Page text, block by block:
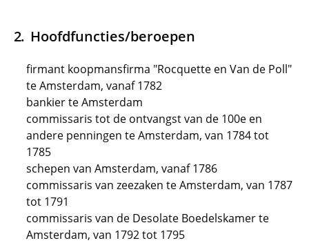
Hoofdfuncties/beroepen
firmant koopmansfirma "Rocquette en Van de Poll"
te Amsterdam, vanaf 1782
bankier te Amsterdam
commissaris tot de ontvangst van de 100e en
andere penningen te Amsterdam, van 1784 tot
1785
schepen van Amsterdam, vanaf 1786
commissaris van zeezaken te Amsterdam, van 1787
tot 1791
commissaris van de Desolate Boedelskamer te
Amsterdam, van 1792 tot 1795